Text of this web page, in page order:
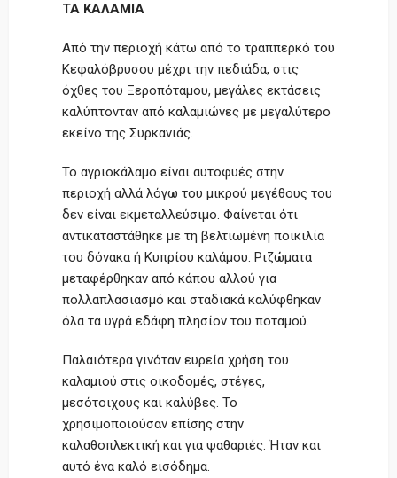
ΤΑ ΚΑΛΑΜΙΑ
Από την περιοχή κάτω από το τραππερκό του
Κεφαλόβρυσου μέχρι την πεδιάδα, στις
όχθες του Ξεροπόταμου, μεγάλες εκτάσεις
καλύπτονταν από καλαμιώνες με μεγαλύτερο
εκείνο της Συρκανιάς.
Το αγριοκάλαμο είναι αυτοφυές στην
περιοχή αλλά λόγω του μικρού μεγέθους του
δεν είναι εκμεταλλεύσιμο. Φαίνεται ότι
αντικαταστάθηκε με τη βελτιωμένη ποικιλία
του δόνακα ή Κυπρίου καλάμου. Ριζώματα
μεταφέρθηκαν από κάπου αλλού για
πολλαπλασιασμό και σταδιακά καλύφθηκαν
όλα τα υγρά εδάφη πλησίον του ποταμού.
Παλαιότερα γινόταν ευρεία χρήση του
καλαμιού στις οικοδομές, στέγες,
μεσότοιχους και καλύβες. Το
χρησιμοποιούσαν επίσης στην
καλαθοπλεκτική και για ψαθαριές. Ήταν και
αυτό ένα καλό εισόδημα.